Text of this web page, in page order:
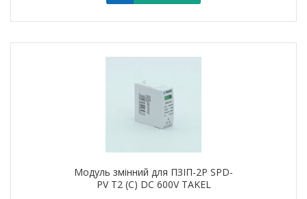
Модуль змінний для ПЗІП-2P SPD-
PV T2 (C) DC 600V TAKEL